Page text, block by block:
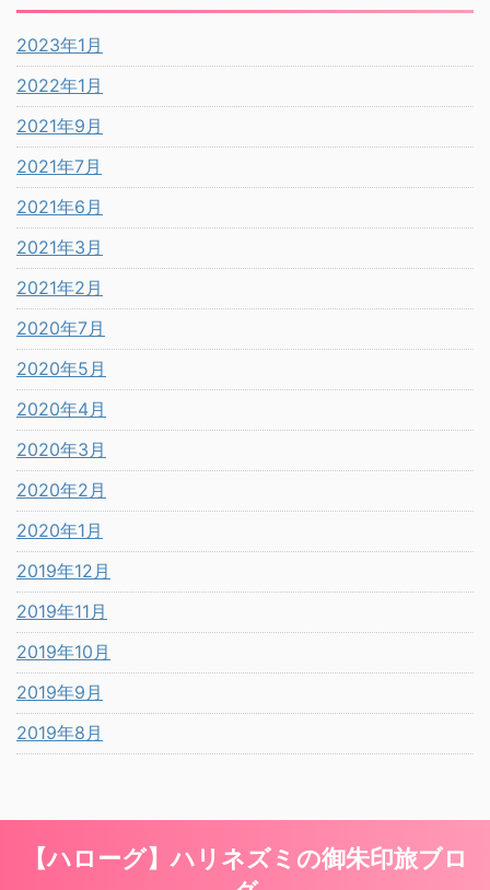
2023年1月
2022年1月
2021年9月
2021年7月
2021年6月
2021年3月
2021年2月
2020年7月
2020年5月
2020年4月
2020年3月
2020年2月
2020年1月
2019年12月
2019年11月
2019年10月
2019年9月
2019年8月
【ハローグ】ハリネズミの御朱印旅ブロ